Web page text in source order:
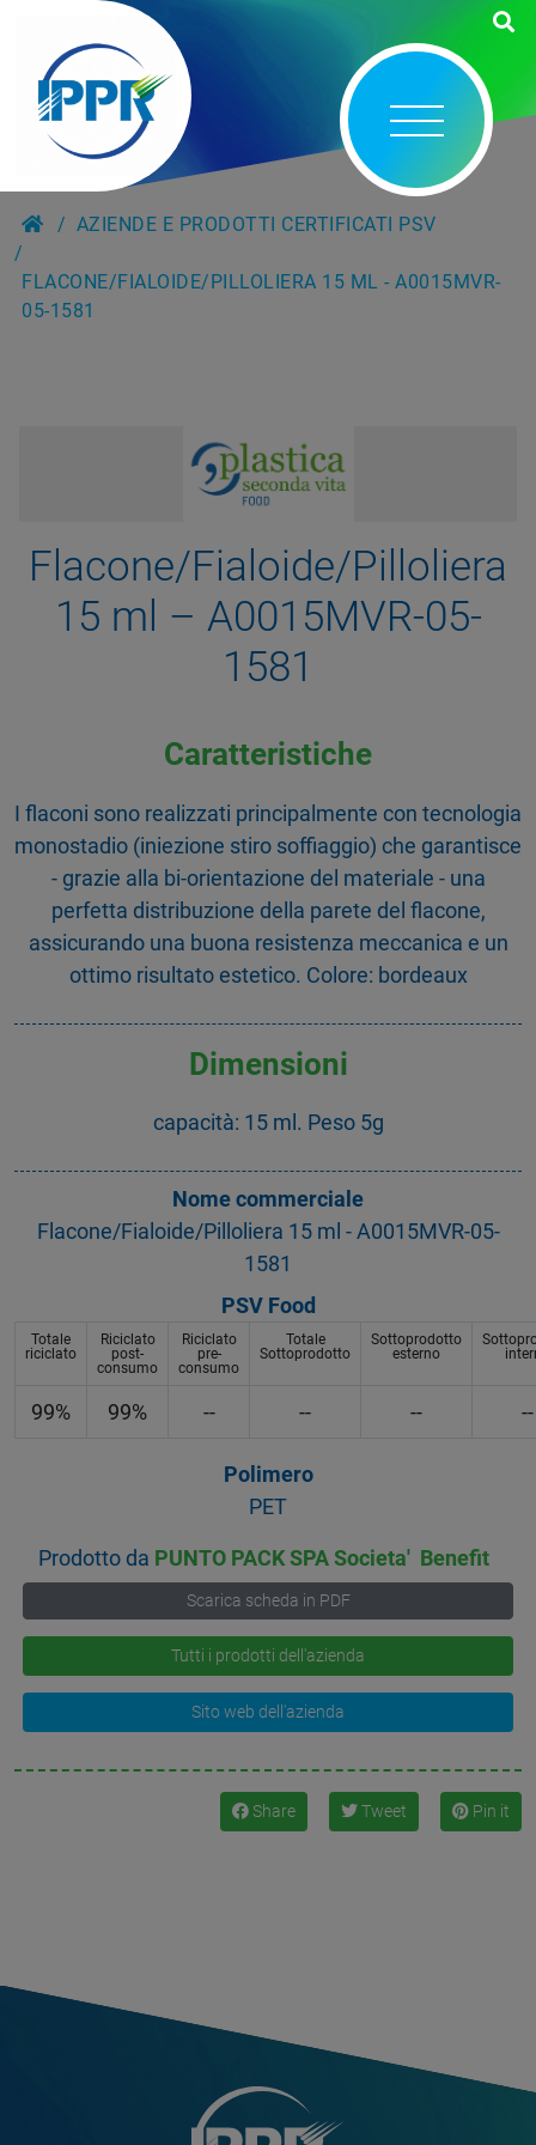
AZIENDE E PRODOTTI CERTIFICATI PSV
FLACONE/FIALOIDE/PILLOLIERA 15 ML - A0015MVR-
05-1581
Flacone/Fialoide/Pilloliera
15 ml – A0015MVR-05-
1581
Caratteristiche
I flaconi sono realizzati principalmente con tecnologia
monostadio (iniezione stiro soffiaggio) che garantisce
- grazie alla bi-orientazione del materiale - una
perfetta distribuzione della parete del flacone,
assicurando una buona resistenza meccanica e un
ottimo risultato estetico. Colore: bordeaux
Dimensioni
capacità: 15 ml. Peso 5g
Nome commerciale
Flacone/Fialoide/Pilloliera 15 ml - A0015MVR-05-
1581
PSV Food
Totale
riciclato
Riciclato
post-
consumo
Riciclato
pre-
consumo
Totale
Sottoprodotto
Sottoprodotto
esterno
99% 99% -- -- -- --
Polimero
PET
Prodotto da PUNTO PACK SPA Societa' Benefit
Scarica scheda in PDF
Tutti i prodotti dell'azienda
Sito web dell'azienda
Share Tweet Pin it